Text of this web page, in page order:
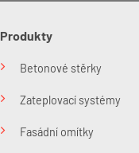
Produkty
Betonové stěrky
Zateplovací systémy
Fasádní omítky